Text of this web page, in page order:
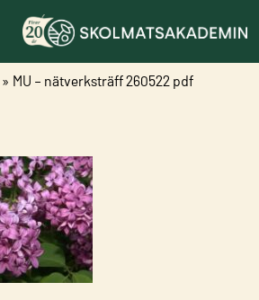
» MU – nätverksträff 260522 pdf